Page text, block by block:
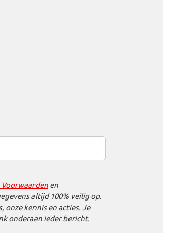
en
altijd 100% veilig op.
onze kennis en acties. Je
onderaan ieder bericht.